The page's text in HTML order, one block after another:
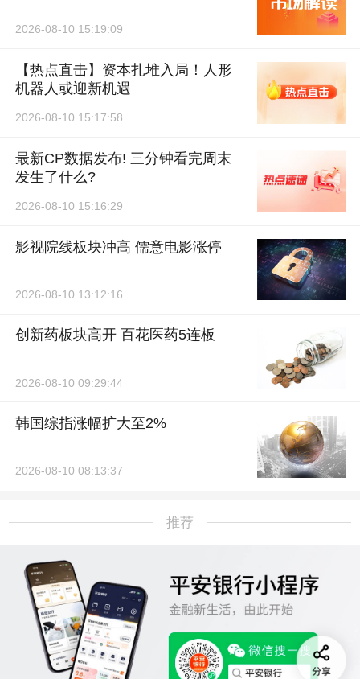
2026-08-10 15:19:09
【热点直击】资本扎堆入局！人形
机器人或迎新机遇
2026-08-10 15:17:58
最新CP数据发布! 三分钟看完周末
发生了什么?
2026-08-10 15:16:29
影视院线板块冲高 儒意电影涨停
2026-08-10 13:12:16
创新药板块高开 百花医药5连板
2026-08-10 09:29:44
韩国综指涨幅扩大至2%
2026-08-10 08:13:37
推荐